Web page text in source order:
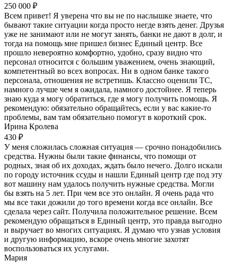
250 000 ₽
Всем привет! Я уверена что вы не по наслышке знаете, что
бывают такие ситуации когда просто негде взять денег. Друзья
уже не занимают или не могут занять, банки не дают в долг, и
тогда на помощь мне пришел бизнес Единый центр. Все
прошло невероятно комфортно, удобно, сразу видно что
персонал относится с большим уважением, очень знающий,
компетентный во всех вопросах. Ни в одном банке такого
персонала, отношения не встретишь. Классно оценили ТС,
намного лучше чем я ожидала, намного достойнее. Я теперь
знаю куда я могу обратиться, где я могу получить помощь. Я
рекомендую: обязательно обращайтесь, если у вас какие-то
проблемы, вам там обязательно помогут в короткий срок.
Ирина Кролева
430 ₽
У меня сложилась сложная ситуация — срочно понадобились
средства. Нужны были такие финансы, что помощи от
родных, зная об их доходах, ждать было нечего. Долго искали
по городу источник ссуды и нашли Единый центр где под эту
вот машину нам удалось получить нужные средства. Могли
бы взять на 5 лет. При чем все это онлайн. Я очень рада что
мы все таки дожили до того времени когда все онлайн. Все
сделала через сайт. Получила положительное решение. Всем
рекомендую обращаться в Единый центр, это правда выгодно
и выручает во многих ситуациях. Я думаю что узнав условия
и другую информацию, вскоре очень многие захотят
воспользоваться их услугами.
Мария